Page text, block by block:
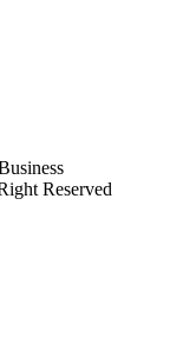
Reserved